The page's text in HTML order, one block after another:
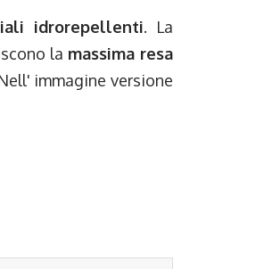
idrorepellenti. La
la massima resa
immagine versione